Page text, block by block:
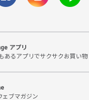
アプリ
あるアプリでサクサクお買い物
ェブマガジン